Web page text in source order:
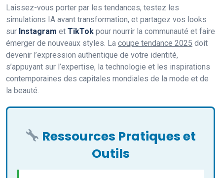
Laissez-vous porter par les tendances, testez les
simulations IA avant transformation, et partagez vos looks
sur Instagram et TikTok pour nourrir la communauté et faire
émerger de nouveaux styles. La coupe tendance 2025 doit
devenir l’expression authentique de votre identité,
s’appuyant sur l’expertise, la technologie et les inspirations
contemporaines des capitales mondiales de la mode et de
la beauté.
Ressources Pratiques et
Outils